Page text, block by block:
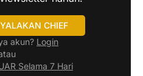
CHIEF
akun? Login
Selama 7 Hari